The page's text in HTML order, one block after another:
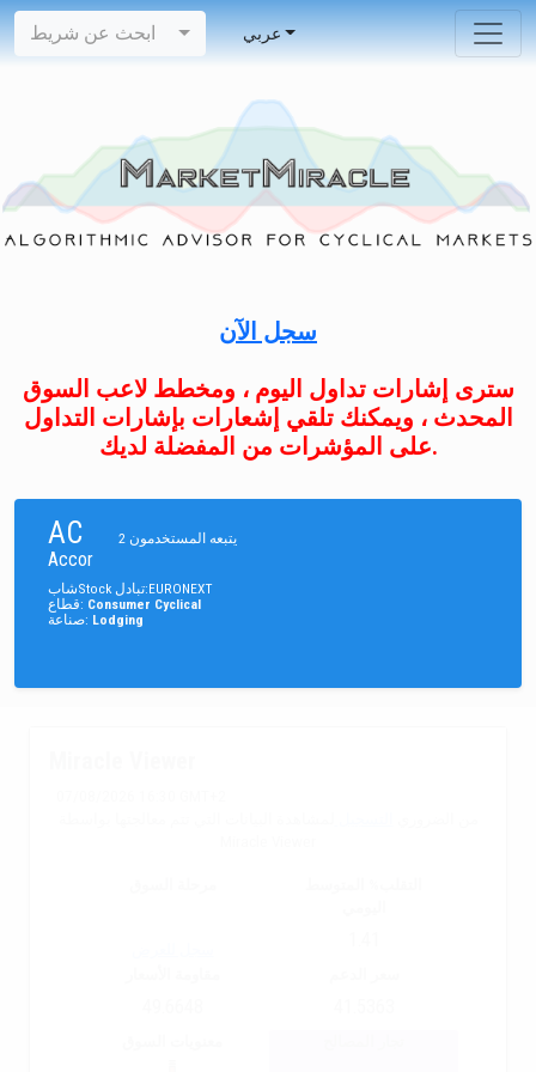
ابحث عن شريط عربي
سجل الآن
سترى إشارات تداول اليوم ، ومخطط لاعب السوق
المحدث ، ويمكنك تلقي إشعارات بإشارات التداول
على المؤشرات من المفضلة لديك.
AC 2 يتبعه المستخدمون
Accor
شابStockتبادل:EURONEXT
قطاع: Consumer Cyclical
صناعة: Lodging